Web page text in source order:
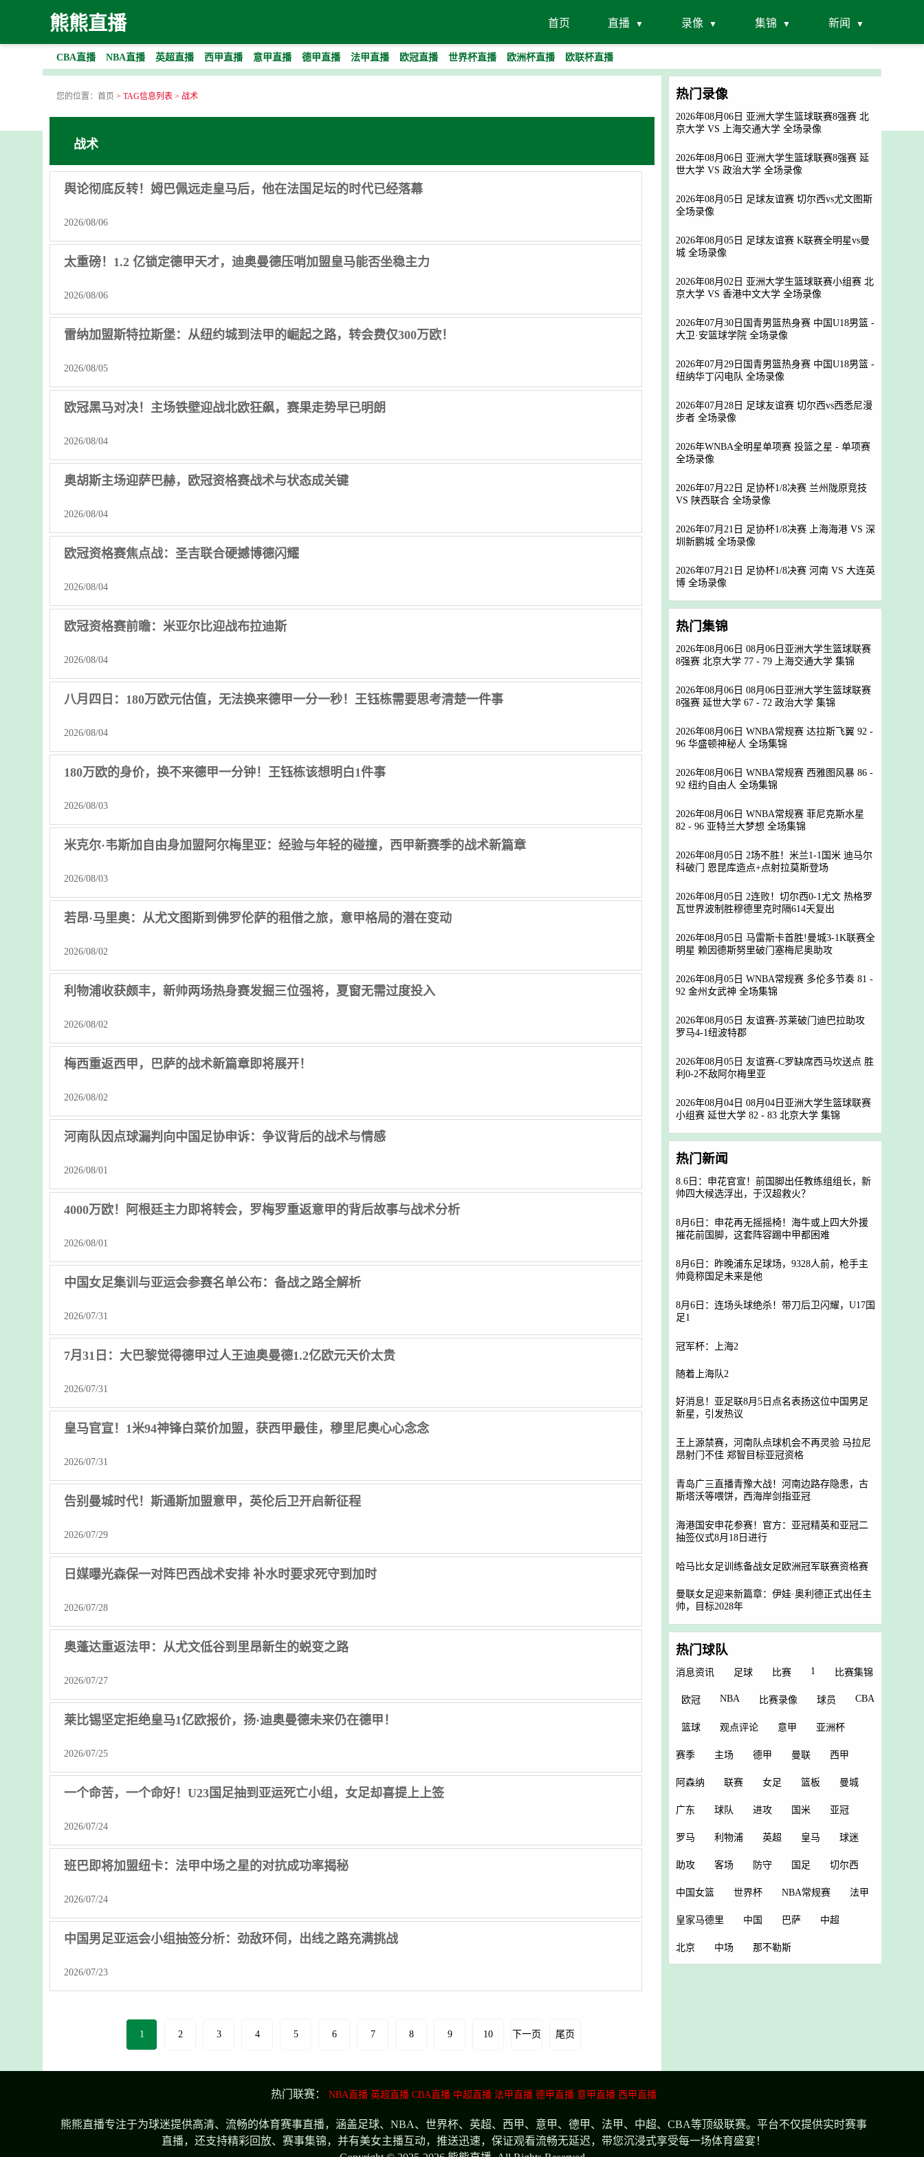
熊熊直播 首页 直播 录像 集锦 新闻
CBA直播 NBA直播 英超直播 西甲直播 意甲直播 德甲直播 法甲直播 欧冠直播 世界杯直播 欧洲杯直播 欧联杯直播
您的位置： 首页 > TAG信息列表 > 战术
战术
舆论彻底反转！姆巴佩远走皇马后，他在法国足坛的时代已经落幕
2026/08/06
太重磅！1.2 亿锁定德甲天才，迪奥曼德压哨加盟皇马能否坐稳主力
2026/08/06
雷纳加盟斯特拉斯堡：从纽约城到法甲的崛起之路，转会费仅300万欧！
2026/08/05
欧冠黑马对决！主场铁壁迎战北欧狂飙，赛果走势早已明朗
2026/08/04
奥胡斯主场迎萨巴赫，欧冠资格赛战术与状态成关键
2026/08/04
欧冠资格赛焦点战：圣吉联合硬撼博德闪耀
2026/08/04
欧冠资格赛前瞻：米亚尔比迎战布拉迪斯
2026/08/04
八月四日：180万欧元估值，无法换来德甲一分一秒！王钰栋需要思考清楚一件事
2026/08/04
180万欧的身价，换不来德甲一分钟！王钰栋该想明白1件事
2026/08/03
米克尔·韦斯加自由身加盟阿尔梅里亚：经验与年轻的碰撞，西甲新赛季的战术新篇章
2026/08/03
若昂·马里奥：从尤文图斯到佛罗伦萨的租借之旅，意甲格局的潜在变动
2026/08/02
利物浦收获颇丰，新帅两场热身赛发掘三位强将，夏窗无需过度投入
2026/08/02
梅西重返西甲，巴萨的战术新篇章即将展开！
2026/08/02
河南队因点球漏判向中国足协申诉：争议背后的战术与情感
2026/08/01
4000万欧！阿根廷主力即将转会，罗梅罗重返意甲的背后故事与战术分析
2026/08/01
中国女足集训与亚运会参赛名单公布：备战之路全解析
2026/07/31
7月31日：大巴黎觉得德甲过人王迪奥曼德1.2亿欧元天价太贵
2026/07/31
皇马官宣！1米94神锋白菜价加盟，获西甲最佳，穆里尼奥心心念念
2026/07/31
告别曼城时代！斯通斯加盟意甲，英伦后卫开启新征程
2026/07/29
日媒曝光森保一对阵巴西战术安排 补水时要求死守到加时
2026/07/28
奥蓬达重返法甲：从尤文低谷到里昂新生的蜕变之路
2026/07/27
莱比锡坚定拒绝皇马1亿欧报价，扬·迪奥曼德未来仍在德甲！
2026/07/25
一个命苦，一个命好！U23国足抽到亚运死亡小组，女足却喜提上上签
2026/07/24
班巴即将加盟纽卡：法甲中场之星的对抗成功率揭秘
2026/07/24
中国男足亚运会小组抽签分析：劲敌环伺，出线之路充满挑战
2026/07/23
1 2 3 4 5 6 7 8 9 10 下一页 尾页
热门录像
2026年08月06日 亚洲大学生篮球联赛8强赛 北
京大学 VS 上海交通大学 全场录像
2026年08月06日 亚洲大学生篮球联赛8强赛 延
世大学 VS 政治大学 全场录像
2026年08月05日 足球友谊赛 切尔西vs尤文图斯
全场录像
2026年08月05日 足球友谊赛 K联赛全明星vs曼
城 全场录像
2026年08月02日 亚洲大学生篮球联赛小组赛 北
京大学 VS 香港中文大学 全场录像
2026年07月30日国青男篮热身赛 中国U18男篮 -
大卫·安篮球学院 全场录像
2026年07月29日国青男篮热身赛 中国U18男篮 -
纽纳华丁闪电队 全场录像
2026年07月28日 足球友谊赛 切尔西vs西悉尼漫
步者 全场录像
2026年WNBA全明星单项赛 投篮之星 - 单项赛
全场录像
2026年07月22日 足协杯1/8决赛 兰州陇原竞技
VS 陕西联合 全场录像
2026年07月21日 足协杯1/8决赛 上海海港 VS 深
圳新鹏城 全场录像
2026年07月21日 足协杯1/8决赛 河南 VS 大连英
博 全场录像
热门集锦
2026年08月06日 08月06日亚洲大学生篮球联赛
8强赛 北京大学 77 - 79 上海交通大学 集锦
2026年08月06日 08月06日亚洲大学生篮球联赛
8强赛 延世大学 67 - 72 政治大学 集锦
2026年08月06日 WNBA常规赛 达拉斯飞翼 92 -
96 华盛顿神秘人 全场集锦
2026年08月06日 WNBA常规赛 西雅图风暴 86 -
92 纽约自由人 全场集锦
2026年08月06日 WNBA常规赛 菲尼克斯水星
82 - 96 亚特兰大梦想 全场集锦
2026年08月05日 2场不胜！米兰1-1国米 迪马尔
科破门 恩昆库造点+点射拉莫斯登场
2026年08月05日 2连败！切尔西0-1尤文 热格罗
瓦世界波制胜穆德里克时隔614天复出
2026年08月05日 马雷斯卡首胜!曼城3-1K联赛全
明星 赖因德斯努里破门塞梅尼奥助攻
2026年08月05日 WNBA常规赛 多伦多节奏 81 -
92 金州女武神 全场集锦
2026年08月05日 友谊赛-苏莱破门迪巴拉助攻
罗马4-1纽波特郡
2026年08月05日 友谊赛-C罗缺席西马坎送点 胜
利0-2不敌阿尔梅里亚
2026年08月04日 08月04日亚洲大学生篮球联赛
小组赛 延世大学 82 - 83 北京大学 集锦
热门新闻
8.6日：申花官宣！前国脚出任教练组组长，新
帅四大候选浮出，于汉超救火？
8月6日：申花再无摇摇椅！海牛或上四大外援
摧花前国脚，这套阵容踢中甲都困难
8月6日：昨晚浦东足球场，9328人前，枪手主
帅竟称国足未来是他
8月6日：连场头球绝杀！带刀后卫闪耀，U17国
足1
冠军杯：上海2
随着上海队2
好消息！亚足联8月5日点名表扬这位中国男足
新星，引发热议
王上源禁赛，河南队点球机会不再灵验 马拉尼
昂射门不佳 郑智目标亚冠资格
青岛广三直播青豫大战！河南边路存隐患，古
斯塔沃等喂饼，西海岸剑指亚冠
海港国安申花参赛！官方：亚冠精英和亚冠二
抽签仪式8月18日进行
哈马比女足训练备战女足欧洲冠军联赛资格赛
曼联女足迎来新篇章：伊娃·奥利德正式出任主
帅，目标2028年
热门球队
消息资讯 足球 比赛 1 比赛集锦
欧冠 NBA 比赛录像 球员 CBA
篮球 观点评论 意甲 亚洲杯
赛季 主场 德甲 曼联 西甲
阿森纳 联赛 女足 篮板 曼城
广东 球队 进攻 国米 亚冠
罗马 利物浦 英超 皇马 球迷
助攻 客场 防守 国足 切尔西
中国女篮 世界杯 NBA常规赛 法甲
皇家马德里 中国 巴萨 中超
北京 中场 那不勒斯
热门联赛： NBA直播 英超直播 CBA直播 中超直播 法甲直播 德甲直播 意甲直播 西甲直播
熊熊直播专注于为球迷提供高清、流畅的体育赛事直播，涵盖足球、NBA、世界杯、英超、西甲、意甲、德甲、法甲、中超、CBA等顶级联赛。平台不仅提供实时赛事
直播，还支持精彩回放、赛事集锦，并有美女主播互动，推送迅速，保证观看流畅无延迟，带您沉浸式享受每一场体育盛宴！